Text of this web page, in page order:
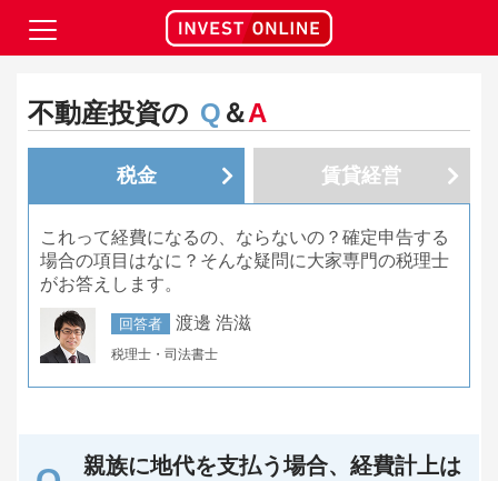
不動産投資の Q ＆A
税金 賃貸経営
これって経費になるの、ならないの？確定申告する
場合の項目はなに？そんな疑問に大家専門の税理士
がお答えします。
回答者 渡邊 浩滋
税理士・司法書士
親族に地代を支払う場合、経費計上は